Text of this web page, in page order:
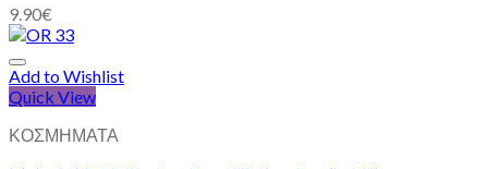
9.90€
Add to Wishlist
Quick View
ΚΟΣΜΗΜΑΤΑ